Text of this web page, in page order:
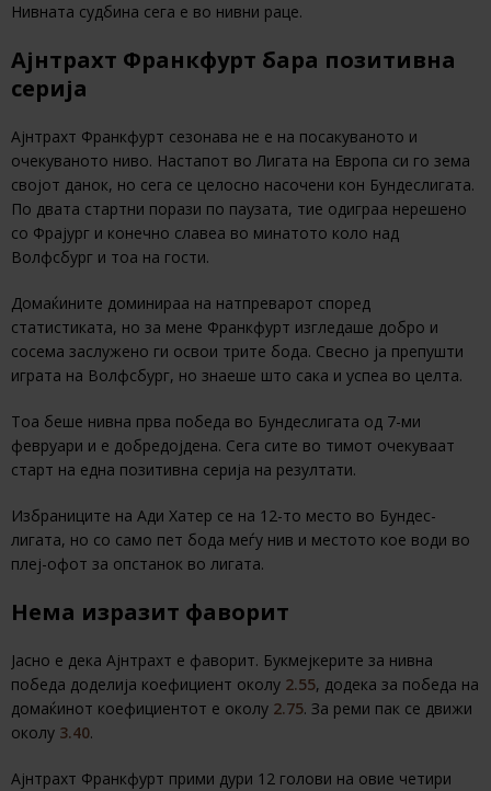
Нивната судбина сега е во нивни раце.
Ајнтрахт Франкфурт бара позитивна
серија
Ајнтрахт Франкфурт сезонава не е на посакуваното и
очекуваното ниво. Настапот во Лигата на Европа си го зема
својот данок, но сега се целосно насочени кон Бундеслигата.
По двата стартни порази по паузата, тие одиграа нерешено
со Фрајург и конечно славеа во минатото коло над
Волфсбург и тоа на гости.
Домаќините доминираа на натпреварот според
статистиката, но за мене Франкфурт изгледаше добро и
сосема заслужено ги освои трите бода. Свесно ја препушти
играта на Волфсбург, но знаеше што сака и успеа во целта.
Тоа беше нивна прва победа во Бундеслигата од 7-ми
февруари и е добредојдена. Сега сите во тимот очекуваат
старт на една позитивна серија на резултати.
Избраниците на Ади Хатер се на 12-то место во Бундес-
лигата, но со само пет бода меѓу нив и местото кое води во
плеј-офот за опстанок во лигата.
Нема изразит фаворит
Јасно е дека Ајнтрахт е фаворит. Букмејкерите за нивна
победа доделија коефициент околу 2.55, додека за победа на
домаќинот коефициентот е околу 2.75. За реми пак се движи
околу 3.40.
Ајнтрахт Франкфурт прими дури 12 голови на овие четири